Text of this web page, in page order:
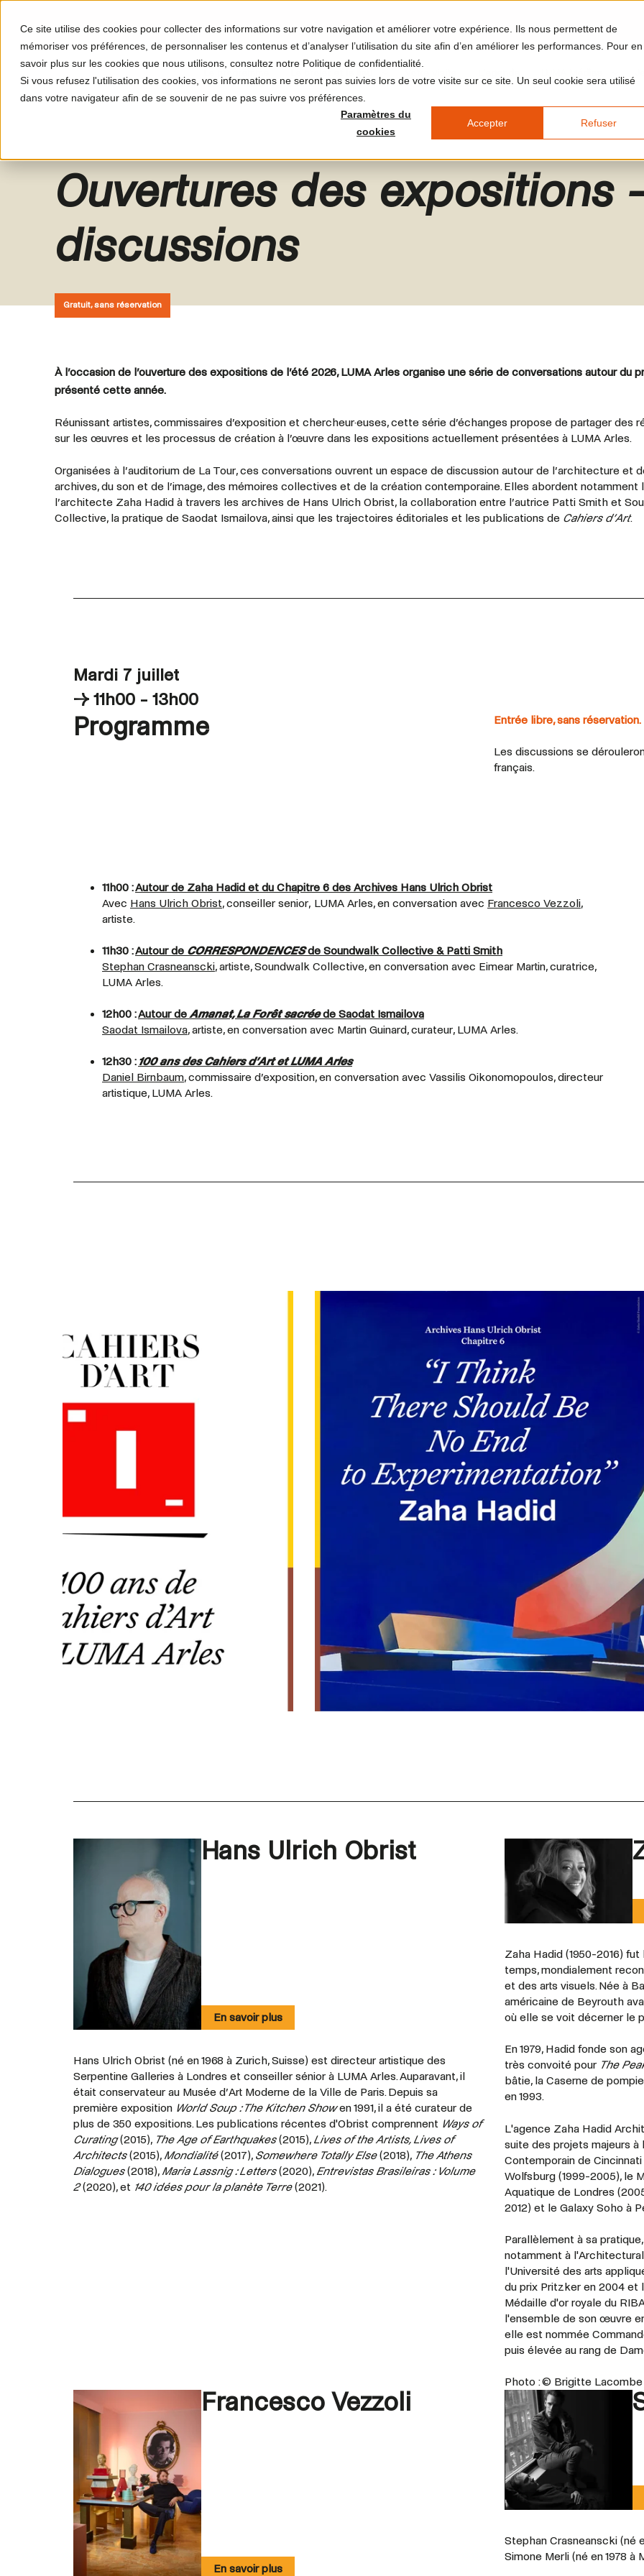
Ce site utilise des cookies pour collecter des informations sur votre navigation et améliorer votre expérience. Ils nous permettent de
mémoriser vos préférences, de personnaliser les contenus et d’analyser l’utilisation du site afin d’en améliorer les performances. Pour en
savoir plus sur les cookies que nous utilisons, consultez notre Politique de confidentialité.
Si vous refusez l'utilisation des cookies, vos informations ne seront pas suivies lors de votre visite sur ce site. Un seul cookie sera utilisé
dans votre navigateur afin de se souvenir de ne pas suivre vos préférences.
Paramètres du
cookies
Accepter Refuser
Ouvertures des expositions
discussions
Gratuit, sans réservation
À l’occasion de l’ouverture des expositions de l’été 2026, LUMA Arles organise une série de conversations autour du
présenté cette année.
Réunissant artistes, commissaires d’exposition et chercheur·euses, cette série d’échanges propose de partager des
sur les œuvres et les processus de création à l’œuvre dans les expositions actuellement présentées à LUMA Arles.
Organisées à l’auditorium de La Tour, ces conversations ouvrent un espace de discussion autour de l’architecture et
archives, du son et de l’image, des mémoires collectives et de la création contemporaine. Elles abordent notamment
l’architecte Zaha Hadid à travers les archives de Hans Ulrich Obrist, la collaboration entre l’autrice Patti Smith et
Collective, la pratique de Saodat Ismailova, ainsi que les trajectoires éditoriales et les publications de Cahiers d’Art.
Mardi 7 juillet
→ 11h00 - 13h00
Programme Entrée libre, sans réservation.
Les discussions se
français.
11h00 :Autour de Zaha Hadid et du Chapitre 6 des Archives Hans Ulrich Obrist
Avec Hans Ulrich Obrist, conseiller senior, LUMA Arles, en conversation avec Francesco Vezzoli,
artiste.
11h30 :Autour de CORRESPONDENCESde Soundwalk Collective & Patti Smith
Stephan Crasneanscki, artiste, Soundwalk Collective, en conversation avec Eimear Martin, curatrice,
LUMA Arles.
12h00 :Autour de Amanat, La Forêt sacréede Saodat Ismailova
Saodat Ismailova, artiste, en conversation avec Martin Guinard, curateur, LUMA Arles.
12h30 : 100 ans des Cahiers d’Art et LUMA Arles
Daniel Birnbaum, commissaire d’exposition, en conversation avec Vassilis Oikonomopoulos, directeur
artistique, LUMA Arles.
Hans Ulrich Obrist
En savoir plus
Hans Ulrich Obrist (né en 1968 à Zurich, Suisse) est directeur artistique des
Serpentine Galleries à Londres et conseiller sénior à LUMA Arles. Auparavant, il
était conservateur au Musée d’Art Moderne de la Ville de Paris. Depuis sa
première exposition World Soup : The Kitchen Showen 1991, il a été curateur de
plus de 350 expositions. Les publications récentes d'Obrist comprennent Ways of
Curating(2015), The Age of Earthquakes(2015), Lives of the Artists, Lives of
Architects(2015), Mondialité(2017), Somewhere Totally Else(2018), The Athens
Dialogues(2018), Maria Lassnig : Letters(2020), Entrevistas Brasileiras : Volume
2(2020), et 140 idées pour la planète Terre(2021).
Zaha Hadid (1950-2016)
temps, mondialement
et des arts visuels. Née à
américaine de Beyrouth
où elle se voit décerner le
En 1979, Hadid fonde son
très convoité pour The
bâtie, la Caserne de
en 1993.
L'agence Zaha Hadid
suite des projets majeurs
Contemporain de
Wolfsburg (1999-2005), le
Aquatique de Londres
2012) et le Galaxy Soho à
Parallèlement à sa
notamment à l'Architectural
l'Université des arts
du prix Pritzker en 2004 et
Médaille d'or royale du
l'ensemble de son œuvre en
elle est nommée
puis élevée au rang de
Photo : © Brigitte Lacombe
Francesco Vezzoli
En savoir plus
Stephan Crasneanscki (né
Simone Merli (né en 1978 à